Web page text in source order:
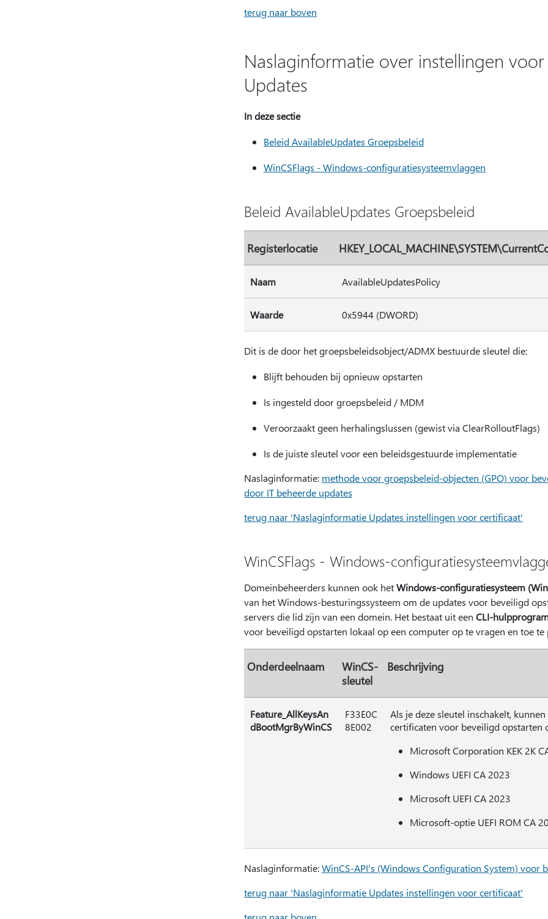
terug naar boven
Naslaginformatie over instellingen
Updates
In deze sectie
Beleid AvailableUpdates Groepsbeleid
WinCSFlags - Windows-configuratiesysteemvlaggen
Beleid AvailableUpdates Groepsbeleid
Registerlocatie
Naam AvailableUpdatesPolicy
Waarde 0x5944 (DWORD)
Dit is de door het groepsbeleidsobject/ADMX bestuurde sleutel die:
Blijft behouden bij opnieuw opstarten
Is ingesteld door groepsbeleid / MDM
Veroorzaakt geen herhalingslussen (gewist via ClearRolloutFlags)
Is de juiste sleutel voor een beleidsgestuurde implementatie
Naslaginformatie: methode voor groepsbeleid-objecten (GPO) voor
door IT beheerde updates
terug naar 'Naslaginformatie Updates instellingen voor certificaat'
WinCSFlags - Windows-
Domeinbeheerders kunnen ook hetWindows-configuratiesysteem
van het Windows-besturingssysteem om de updates voor beveiligd
servers die lid zijn van een domein. Het bestaat uit een CLI-
voor beveiligd opstarten lokaal op een computer op te vragen en toe te
Onderdeelnaam
WinCS-
sleutel
Beschrijving
Feature_AllKeysAn
dBootMgrByWinCS
F33E0C
8E002
Als je deze sleutel inschakelt,
certificaten voor beveiligd opstarten
Microsoft Corporation KEK 2K
Windows UEFI CA 2023
Microsoft UEFI CA 2023
Microsoft-optie UEFI ROM CA
Naslaginformatie:WinCS-API's (Windows Configuration System) voor
terug naar 'Naslaginformatie Updates instellingen voor certificaat'